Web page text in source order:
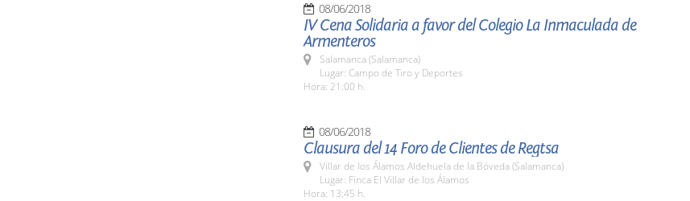
08/06/2018
IV Cena Solidaria a favor del Colegio La Inmaculada de
Armenteros
Salamanca (Salamanca)
Lugar: Campo de Tiro y Deportes
Hora: 21:00 h.
08/06/2018
Clausura del 14 Foro de Clientes de Regtsa
Villar de los Álamos Aldehuela de la Bóveda (Salamanca)
Lugar: Finca El Villar de los Álamos
Hora: 13:45 h.